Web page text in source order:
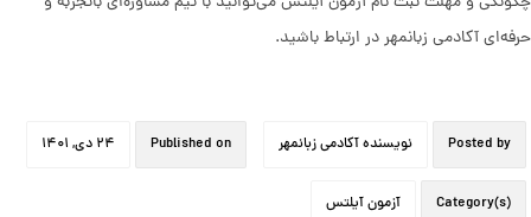
حرفه‌ای آکادمی زبانمهر در ارتباط باشید.
Posted by نویسنده آکادمی زبانمهر Published on ۲۴ دی, ۱۴۰۱
Category(s) آزمون آیلتس